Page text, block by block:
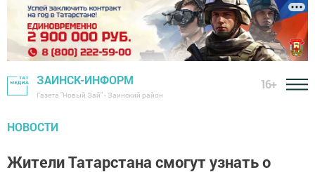
ЗАИНСК-ИНФОРМ
Газета "Новый Зай" - Заинский район
16+
НОВОСТИ
Жители Татарстана смогут узнать о